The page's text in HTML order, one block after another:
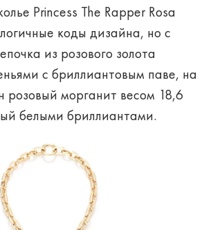
Princess The Rapper Rosa
коды дизайна, но с
из розового золота
с бриллиантовым паве, на
розовый морганит весом 18,6
белыми бриллиантами.